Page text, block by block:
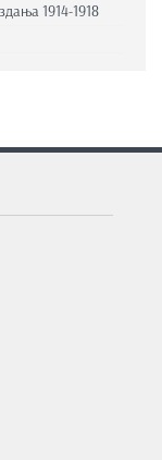
1914-1918